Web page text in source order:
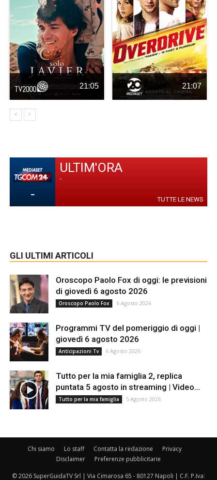
21:05 21:07
-
ULTIM'ORA
-
TUTTE LE NEWS
GLI ULTIMI ARTICOLI
Oroscopo Paolo Fox di oggi: le previsioni
di giovedì 6 agosto 2026
Oroscopo Paolo Fox 6 Agosto 2026
Programmi TV del pomeriggio di oggi |
giovedì 6 agosto 2026
Anticipazioni Tv 6 Agosto 2026
Tutto per la mia famiglia 2, replica
puntata 5 agosto in streaming | Video...
Tutto per la mia famiglia 5 Agosto 2026
Chi siamo Lo staff Contatta la redazione
Privacy
Disclaimer
Preferenze pubblicitarie
© 2026 SuperGuidaTV Srl | Via Cimarosa 65 - 80127 Napoli | C.F. P.Iva: